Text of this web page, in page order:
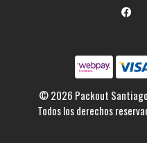
© 2026 Packout
Todos los derechos